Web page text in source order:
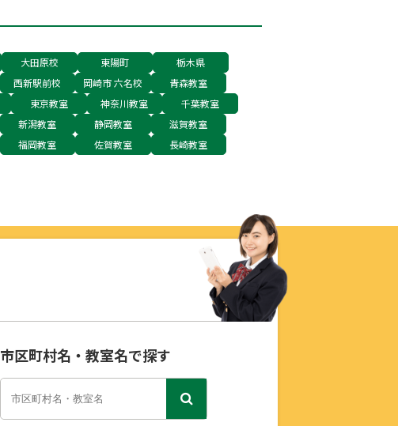
大田原校 東陽町
栃木県
西新駅前校 岡崎市 六名校
青森教室
東京教室 神奈川教室
千葉教室
新潟教室 静岡教室
滋賀教室
福岡教室 佐賀教室
長崎教室
市区町村名・教室名で探す